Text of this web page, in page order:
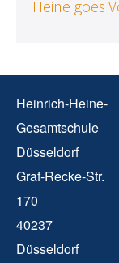
Heine goes
Heinrich-Heine-
Gesamtschule
Düsseldorf
Graf-Recke-Str.
170
40237
Düsseldorf